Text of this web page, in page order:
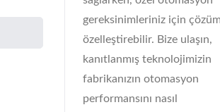
gereksinimleriniz için
özelleştirebilir. Bize ulaşın,
kanıtlanmış teknolojimizin
fabrikanızın otomasyon
performansını nasıl